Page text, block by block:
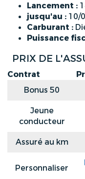
Lancement :
jusqu'au : 10/
Carburant :
Puissance
PRIX DE
Contrat
Bonus 50
Jeune
conducteur
Assuré au km
Personnaliser